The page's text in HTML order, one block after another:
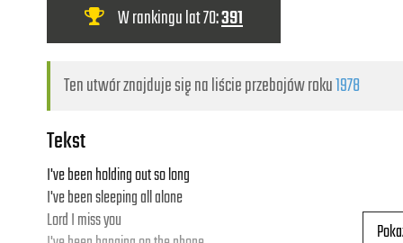
W rankingu lat 70:391
Ten utwór znajduje się na liście przebojów roku1978
Tekst
I've been holding out so long
I've been sleeping all alone
Lord I miss you